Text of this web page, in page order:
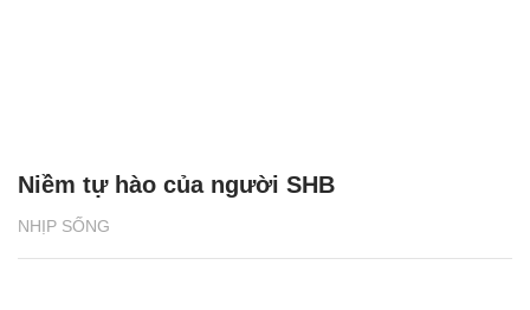
NHỊP SỐNG
Niềm tự hào của người SHB